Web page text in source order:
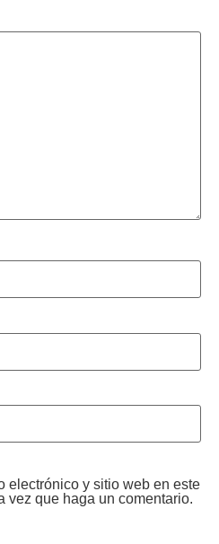
electrónico y sitio web en este
vez que haga un comentario.